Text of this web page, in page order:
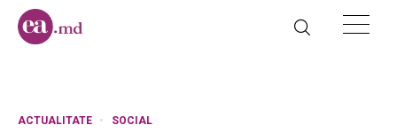
ACTUALITATE SOCIAL